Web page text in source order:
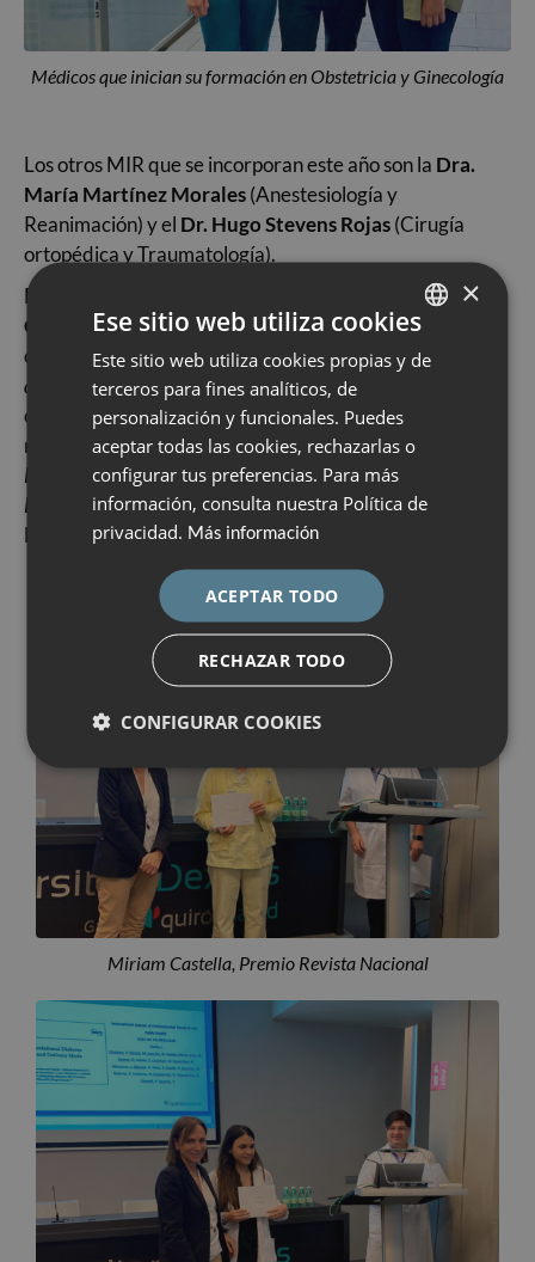
Médicos que inician su formación en Obstetricia y Ginecología
Los otros MIR que se incorporan este año son la Dra.
María Martínez Morales(Anestesiología y
Reanimación) y el Dr. Hugo Stevens Rojas(Cirugía
ortopédica y Traumatología).
Durante la jornada se entregaron los
Premios de la
Comisión de Docencia. Las galardonadas fueron la
citotécnicaMiriam Castellapor su trabajo “Metástasi
axil·lar d’adenocarcinoma serós d’alt grau ovàric
categoría de Revista Nacional, yLaura Abella
residente de 5 años de Anestesiología, por “ Maternal
Blood Levels in Gestacional Diabetes 2 Mellitus are
Birthweight, Gender and Delivery Mode 3 Dependent
la categoría de Revista Internacional.
Miriam Castella, Premio Revista Nacional
SPANISH
×
Ese sitio web utiliza cookies
Este sitio web utiliza cookies propias y de
terceros para fines analíticos, de
personalización y funcionales. Puedes
aceptar todas las cookies, rechazarlas o
configurar tus preferencias. Para más
información, consulta nuestra Política de
privacidad. Más información
ACEPTAR TODO
RECHAZAR TODO
CONFIGURAR COOKIES